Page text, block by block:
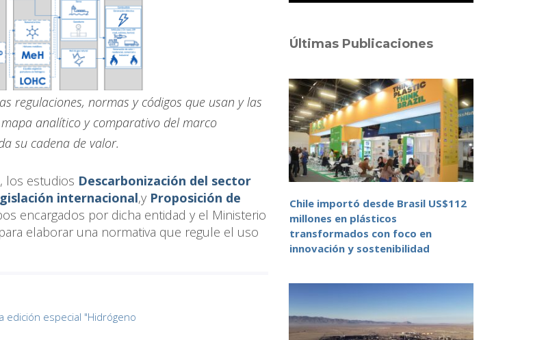
regulaciones, normas y códigos que usan y las
analítico y comparativo del marco
su cadena de valor.
los estudios Descarbonización del sector
internacional,y Proposición de
encargados por dicha entidad y el Ministerio
elaborar una normativa que regule el uso
edición especial "Hidrógeno
Últimas Publicaciones
Chile importó desde Brasil US$112
millones en plásticos
transformados con foco en
innovación y sostenibilidad